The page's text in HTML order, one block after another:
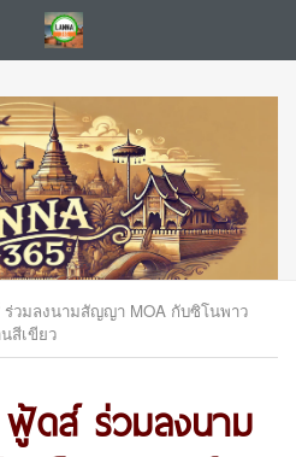
วมลงนามสัญญา MOA กับซิโนพาว
สีเขียว
ฟู้ดส์ ร่วมลงนาม